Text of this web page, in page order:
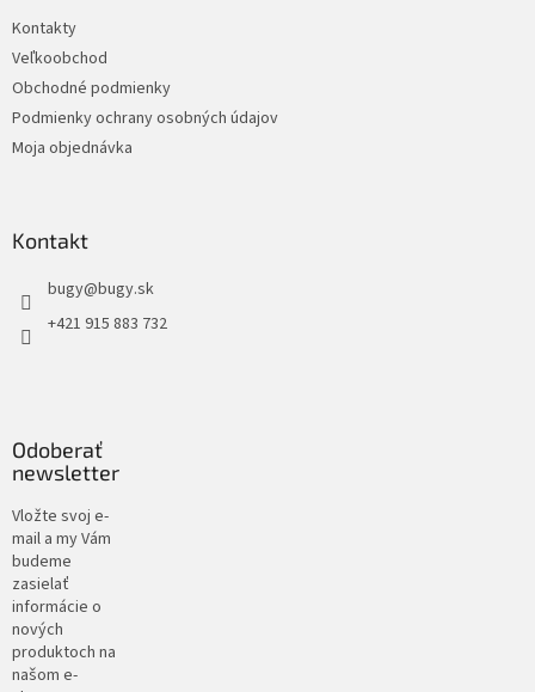
Kontakty
Veľkoobchod
Obchodné podmienky
Podmienky ochrany osobných údajov
Moja objednávka
Kontakt
bugy@bugy.sk
+421 915 883 732
Odoberať
newsletter
Vložte svoj e-
mail a my Vám
budeme
zasielať
informácie o
nových
produktoch na
našom e-